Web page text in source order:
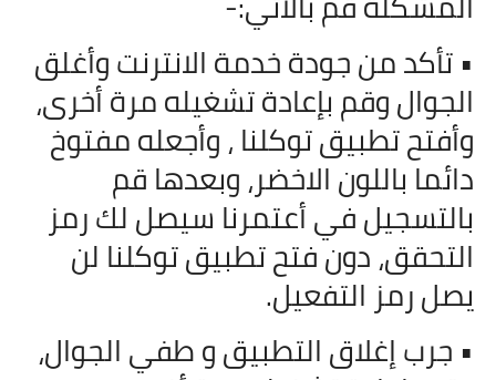
• تأكد من جودة خدمة الانترنت وأغلق
الجوال وقم بإعادة تشغيله مرة أخرى،
وأفتح تطبيق توكلنا ، وأجعله مفتوخ
دائما باللون الاخضر، وبعدها قم
بالتسجيل في أعتمرنا سيصل لك رمز
التحقق، دون فتح تطبيق توكلنا لن
يصل رمز التفعيل.
• جرب إغلاق التطبيق و طفي الجوال،